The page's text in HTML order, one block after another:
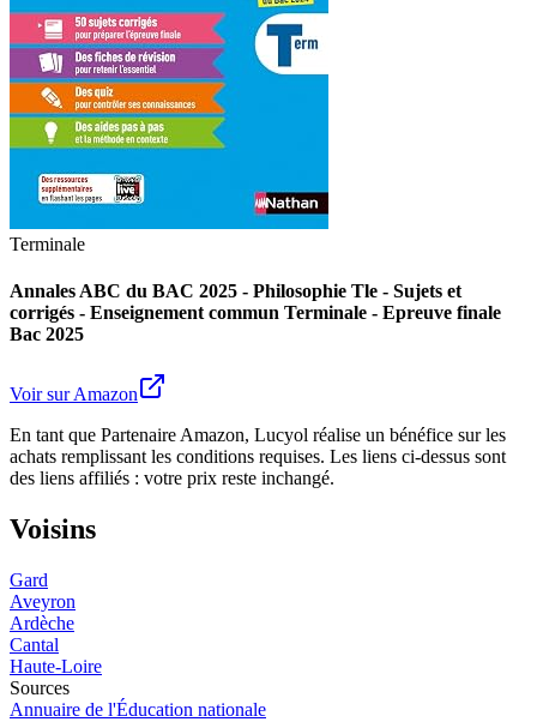
Terminale
Annales ABC du BAC 2025 - Philosophie Tle - Sujets et
corrigés - Enseignement commun Terminale - Epreuve finale
Bac 2025
Voir sur Amazon
En tant que Partenaire Amazon, Lucyol réalise un bénéfice sur les
achats remplissant les conditions requises. Les liens ci-dessus sont
des liens affiliés : votre prix reste inchangé.
Voisins
Gard
Aveyron
Ardèche
Cantal
Haute-Loire
Sources
Annuaire de l'Éducation nationale